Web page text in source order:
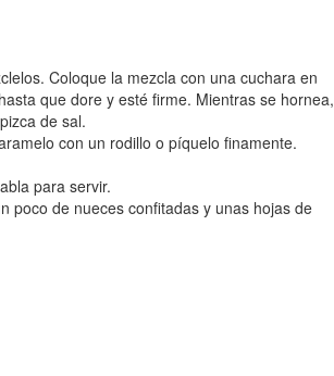
Coloque la mezcla con una cuchara en
que dore y esté firme. Mientras se hornea,
de sal.
con un rodillo o píquelo finamente.
para servir.
poco de nueces confitadas y unas hojas de